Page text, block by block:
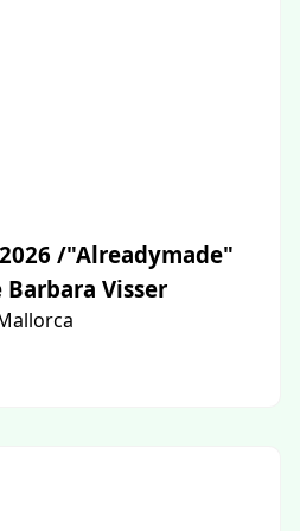
/"Alreadymade"
Barbara Visser